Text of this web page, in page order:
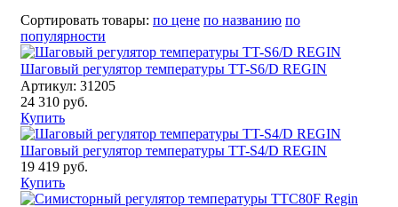
Сортировать товары: по цене по названию по
популярности
Шаговый регулятор температуры TT-S6/D REGIN
Артикул: 31205
24 310 руб.
Купить
Шаговый регулятор температуры TT-S4/D REGIN
19 419 руб.
Купить